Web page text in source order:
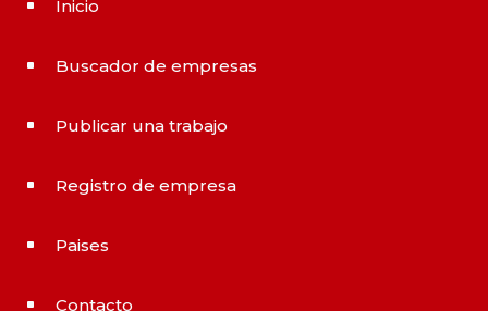
^ Inicio
^ Buscador de empresas
^ Publicar una trabajo
^ Registro de empresa
^ Paises
^ Contacto